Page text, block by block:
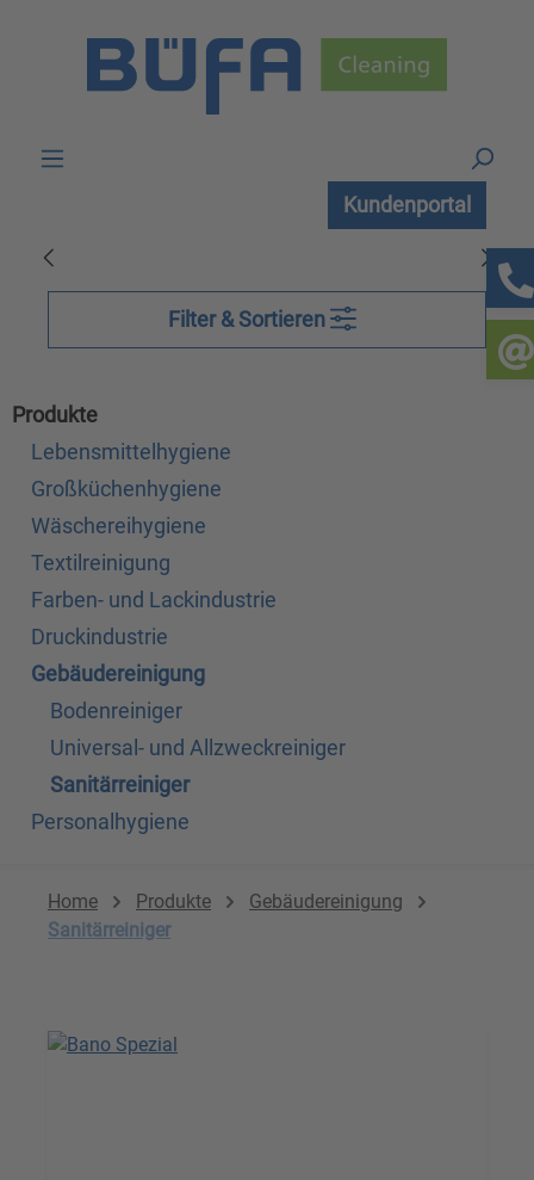
Kundenportal
Filter & Sortieren
Produkte
Lebensmittelhygiene
Großküchenhygiene
Wäschereihygiene
Textilreinigung
Farben- und Lackindustrie
Druckindustrie
Gebäudereinigung
Bodenreiniger
Universal- und Allzweckreiniger
Sanitärreiniger
Personalhygiene
Home Produkte
Gebäudereinigung
Sanitärreiniger